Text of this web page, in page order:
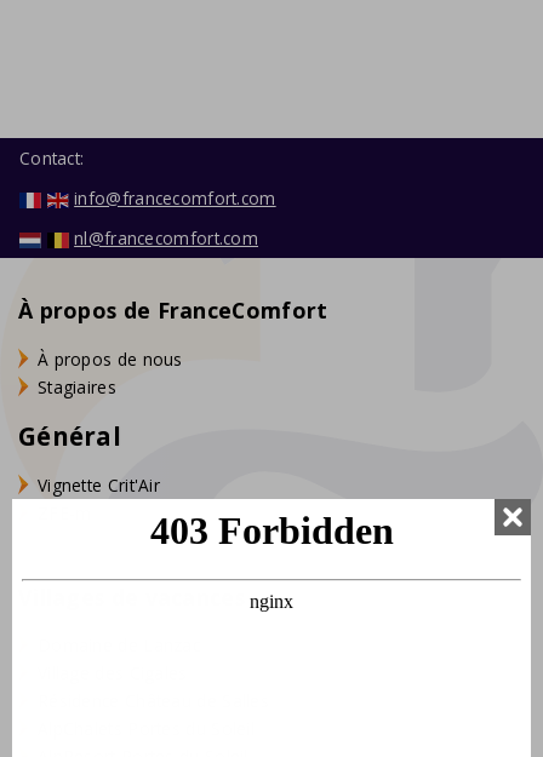
Contact:
info@francecomfort.com
nl@francecomfort.com
À propos de FranceComfort
À propos de nous
Stagiaires
Général
Vignette Crit'Air